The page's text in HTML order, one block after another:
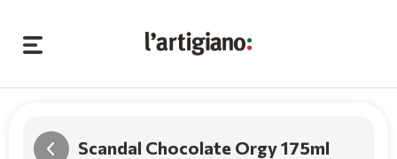
Scandal Chocolate Orgy 175ml